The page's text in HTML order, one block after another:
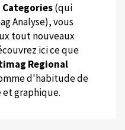
(qui
Analyse), vous
tout nouveaux
ici ce que
Regional
d'habitude de
et graphique.